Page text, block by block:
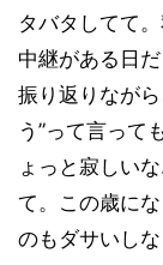
タバタしてて
中継がある日
振り返りなが
う”って言って
ょっと寂しい
て。この歳に
のもダサいし